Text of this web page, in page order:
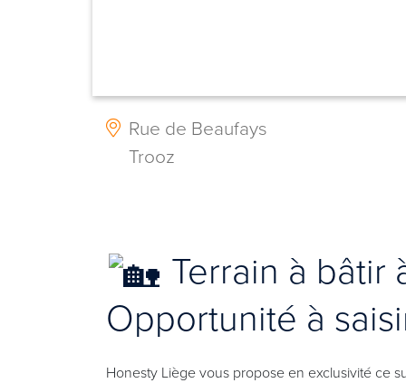
Rue de Beaufays
Trooz
Terrain à bâtir
Opportunité à
Honesty Liège vous propose en exclusivité ce